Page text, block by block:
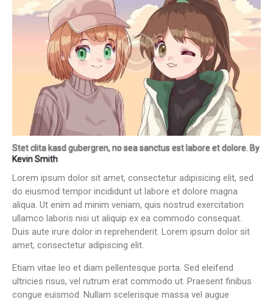
Stet clita kasd gubergren, no sea sanctus est labore et dolore. By
Kevin Smith
Lorem ipsum dolor sit amet, consectetur adipisicing elit, sed
do eiusmod tempor incididunt ut labore et dolore magna
aliqua. Ut enim ad minim veniam, quis nostrud exercitation
ullamco laboris nisi ut aliquip ex ea commodo consequat.
Duis aute irure dolor in reprehenderit. Lorem ipsum dolor sit
amet, consectetur adipiscing elit.
Etiam vitae leo et diam pellentesque porta. Sed eleifend
ultricies risus, vel rutrum erat commodo ut. Praesent finibus
congue euismod. Nullam scelerisque massa vel augue